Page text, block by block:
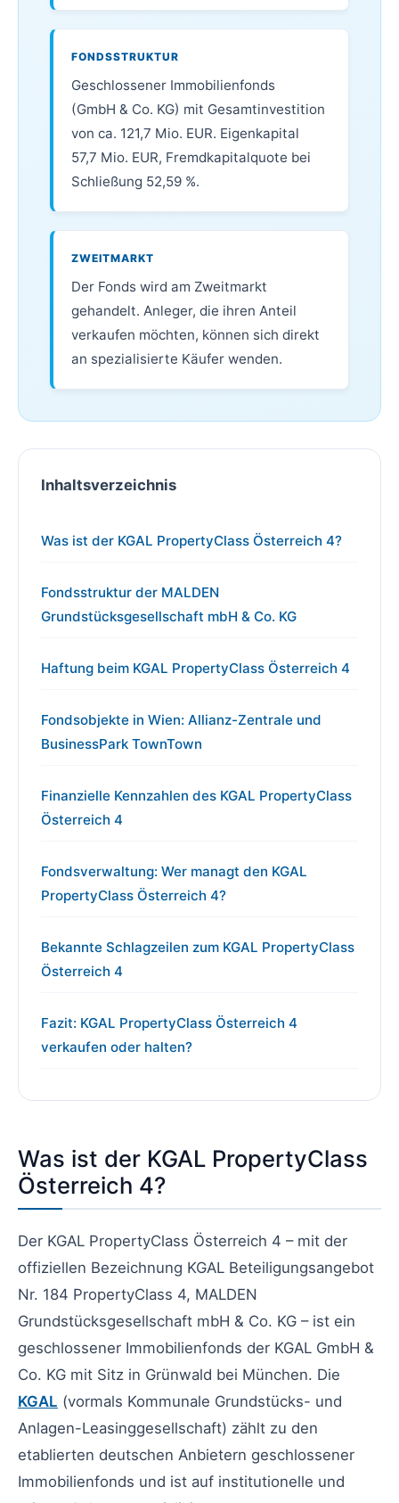
FONDSSTRUKTUR
Geschlossener Immobilienfonds
(GmbH & Co. KG) mit Gesamtinvestition
von ca. 121,7 Mio. EUR. Eigenkapital
57,7 Mio. EUR, Fremdkapitalquote bei
Schließung 52,59 %.
ZWEITMARKT
Der Fonds wird am Zweitmarkt
gehandelt. Anleger, die ihren Anteil
verkaufen möchten, können sich direkt
an spezialisierte Käufer wenden.
Inhaltsverzeichnis
Was ist der KGAL PropertyClass Österreich 4?
Fondsstruktur der MALDEN
Grundstücksgesellschaft mbH & Co. KG
Haftung beim KGAL PropertyClass Österreich 4
Fondsobjekte in Wien: Allianz-Zentrale und
BusinessPark TownTown
Finanzielle Kennzahlen des KGAL PropertyClass
Österreich 4
Fondsverwaltung: Wer managt den KGAL
PropertyClass Österreich 4?
Bekannte Schlagzeilen zum KGAL PropertyClass
Österreich 4
Fazit: KGAL PropertyClass Österreich 4
verkaufen oder halten?
Was ist der KGAL PropertyClass
Österreich 4?
Der KGAL PropertyClass Österreich 4 – mit der
offiziellen Bezeichnung KGAL Beteiligungsangebot
Nr. 184 PropertyClass 4, MALDEN
Grundstücksgesellschaft mbH & Co. KG – ist ein
geschlossener Immobilienfonds der KGAL GmbH &
Co. KG mit Sitz in Grünwald bei München. Die
KGAL (vormals Kommunale Grundstücks- und
Anlagen-Leasinggesellschaft) zählt zu den
etablierten deutschen Anbietern geschlossener
Immobilienfonds und ist auf institutionelle und